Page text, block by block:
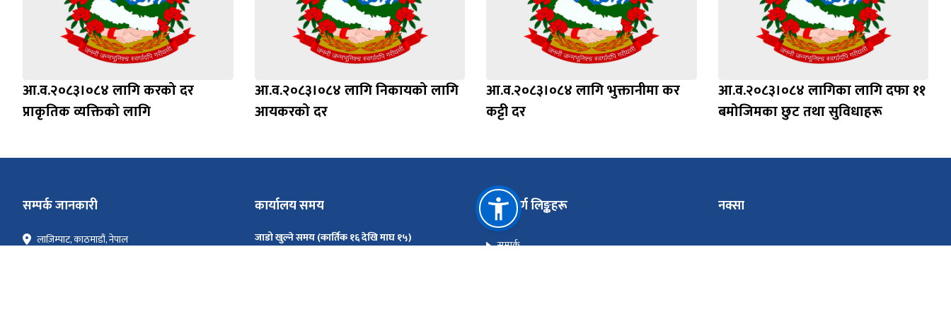
आ.व.२०८३।०८४ लागि करको दर
प्राकृतिक व्यक्तिको लागि
आ.व.२०८३।०८४ लागि निकायको लागि
आयकरको दर
आ.व.२०८३।०८४ लागि भुक्तानीमा कर
कट्टी दर
आ.व.२०८३।०८४ लागिका लागि दफा ११
बमोजिमका छुट तथा सुविधाहरू
सम्पर्क जानकारी
लाज़िम्पाट, काठमाडौं, नेपाल
कार्यालय समय
जाडो खुल्ने समय (कार्तिक १६ देखि माघ १५)
महत्त्वपूर्ण लिङ्कहरू
सम्पर्क
नक्सा